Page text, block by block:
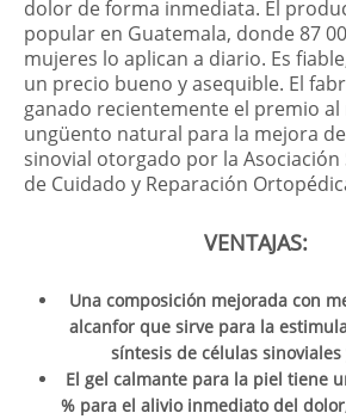
dolor de forma inmediata. El
popular en Guatemala, donde 87
mujeres lo aplican a diario. Es
un precio bueno y asequible. El
ganado recientemente el premio
ungüento natural para la mejora
sinovial otorgado por la Asociación
de Cuidado y Reparación
VENTAJAS:
Una composición mejorada con
alcanfor que sirve para la
síntesis de células sinoviales
El gel calmante para la piel tiene
% para el alivio inmediato del